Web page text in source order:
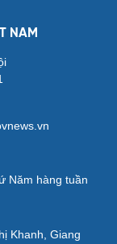
NAM
Năm hàng tuần
Khanh, Giang